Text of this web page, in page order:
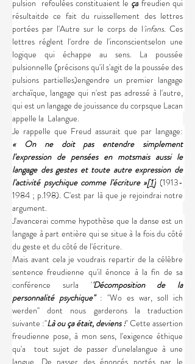
pulsion  refoulées constituaient le ça freudien qui
résultaitde ce fait du ruissellement des lettres
portées par l'Autre sur le corps de l'infans. Ces
lettres réglent l'ordre de l'inconscientselon une
logique qui échappe au sens. La poussée
pulsionnelle (précisons qu'il s'agit de la poussée des
pulsions partielles)engendre un premier langage
archaïque, langage qui n'est pas adressé à l'autre,
qui est un langage de jouissance du corpsque Lacan
appelle la  Lalangue.
« On ne doit pas entendre simplement
l'expression de pensées en motsmais aussi le
langage des gestes et toute autre expression de
l'activité psychique comme l'écriture »[1] (1913-
1984 ; p.198). C'est par là que je rejoindrai notre
argument.
J'avancerai comme hypothèse que la danse est un
langage à part entière qui se situe à la fois du côté
du geste et du côté de l'écriture.
Mais avant cela je voudrais repartir de la célèbre
sentence freudienne qu'il énonce à la fin de sa
conférence surla ''Décomposition de la
personnalité psychique'' : ''Wo es war, soll ich
werden'' dont nous garderons la traduction
suivante :''Là ou ça était, deviens !'' Cette assertion
freudienne pose, à mon sens, l'exigence éthique
qu'a  tout sujet de passer d'unelalangue à une
langue. De passer des énoncés portés par le